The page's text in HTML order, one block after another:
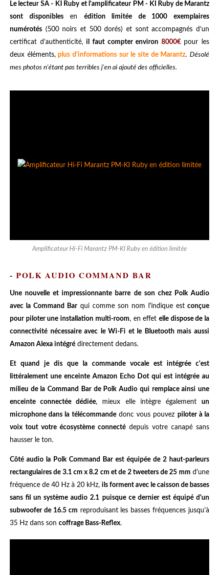
Le lecteur SA - KI Ruby et l'amplificateur PM - KI Ruby de Marantz
sont disponiblesen édition limitée de 1000 exemplaires
numérotés (500 noirs et 500 dorés) et sont accompagnés d’un
certificat d’authenticité,il faut compter environ 8000€pour les
deux éléments, plus d'informations sur le site de Marantz.Désolé
mes photos n'étant pas terribles j'en ai ajouté des officielles.
Amplificateur Hi-Fi Marantz PM-KI Ruby en édition limitée
- POLK AUDIO COMMAND BAR
Une nouvelle et impressionnante barre de son chez Polk Audio
avec la Command Barqui comme son nom l'indique est conçue
pour piloter une installation multi-room, en effet elle dispose de la
connectivité nécessaire avec le Wi-Fi et le Bluetooth mais aussi
Amazon Alexa intégré directement dedans.
Et quand je dis que la commande vocale est intégrée c'est
littéralement une enceinte Amazon Echo Dot qui est intégrée au
milieu de la Command Bar de Polk Audio qui remplace ainsi une
enceinte connectée dédiée, mieux elle intègre égalementun
microphone dans la télécommandedonc vous pouvez piloter à la
voix tout votre écosystème connecté depuis votre canapé sans
hausser le ton.
Côté audio la Polk Command Bar est équipée de 2 haut-parleurs
rectangulaires de 3.1 cm x 8.2 cm et de 2 tweeters de 25 mm d'une
fréquence de 40 Hz à 20 kHz, ils forment avec le caisson de basses
sans fil un système audio 2.1 puisque ce dernier est équipé d'un
subwoofer de 16.5 cm reproduisant les basses fréquences jusqu'à
35 Hz dans son coffrage Bass-Reflex.